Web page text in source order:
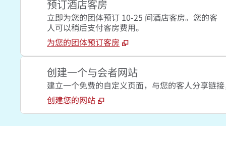
预订酒店客房
立即为您的团体预订 10-25 间酒店客房。您的客
人可以稍后支付客房费用。
为您的团体预订客房
创建一个与会者网站
建立一个免费的自定义页面，与您的客人分享链接
创建您的网站